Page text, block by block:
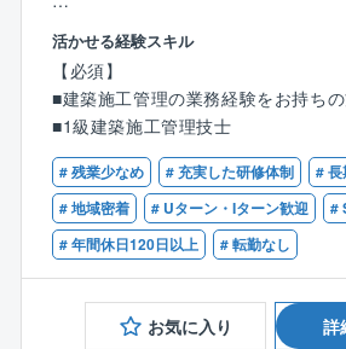
1棟当たり約45万円×平均10棟＝450
【業務内容】
■建築工事の最前線で各専門工事会社
ら、品質や安全、コスト、工程、作
る面における管理をお任せします。
■施工図を作成し、職人の方々が工程
られるよう調整を行ったり、工事の
図面通りに施工されているか確認を
善となる対応を考え実行に移してい
■また、施主や設計事務所との打ち合
い、顧客のニーズを的確に吸い上げ
ことも重要な役割です。（積算、図
担当します）
活かせる経験スキル
【必須】
■建築施工管理の業務経験をお持ち
■1級建築施工管理技士
# 残業少なめ # 充実した研修体制
# 長
# 地域密着
# Uターン・Iターン歓迎
#
# 年間休日120日以上
# 転勤なし
お気に入り 詳